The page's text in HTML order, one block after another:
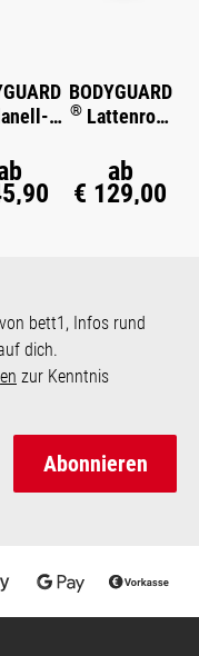
BODYGUARD
®Lattenrost
ab
€ 129,00
bett1, Infos rund
dich.
zur Kenntnis
Abonnieren